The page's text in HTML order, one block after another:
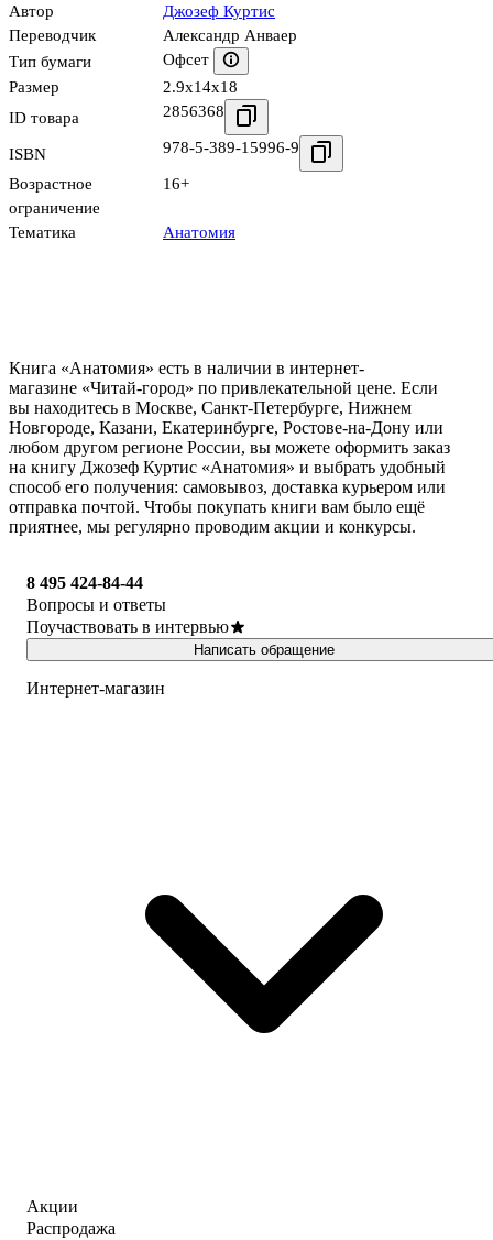
Автор
Джозеф Куртис
Переводчик
Александр Анваер
Тип бумаги
Офсет
Размер
2.9x14x18
ID товара
2856368
ISBN 978-5-389-15996-9
Возрастное
ограничение
16+
Тематика Анатомия
Книга «Анатомия» есть в наличии в интернет-
магазине «Читай-город» по привлекательной цене. Если
вы находитесь в Москве, Санкт-Петербурге, Нижнем
Новгороде, Казани, Екатеринбурге, Ростове-на-Дону или
любом другом регионе России, вы можете оформить заказ
на книгу Джозеф Куртис «Анатомия» и выбрать удобный
способ его получения: самовывоз, доставка курьером или
отправка почтой. Чтобы покупать книги вам было ещё
приятнее, мы регулярно проводим акции и конкурсы.
8 495 424-84-44
Вопросы и ответы
Поучаствовать в интервью
Написать обращение
Интернет-магазин
Акции
Распродажа